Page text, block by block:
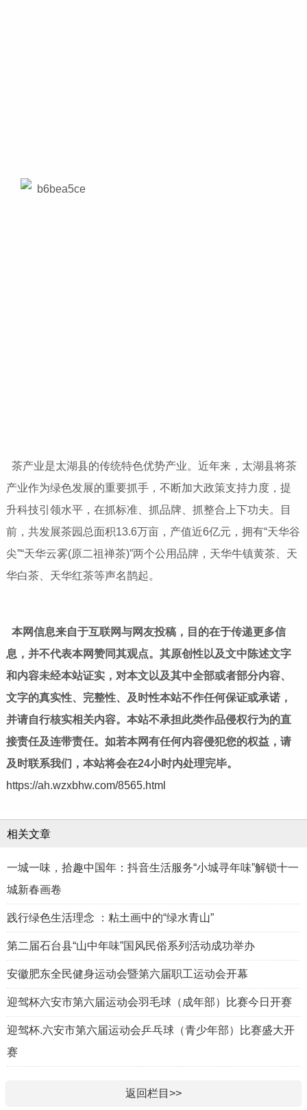
茶产业是太湖县的传统特色优势产业。近年来，太湖县将茶
产业作为绿色发展的重要抓手，不断加大政策支持力度，提
升科技引领水平，在抓标准、抓品牌、抓整合上下功夫。目
前，共发展茶园总面积13.6万亩，产值近6亿元，拥有“天华谷
尖”“天华云雾(原二祖禅茶)”两个公用品牌，天华牛镇黄茶、天
华白茶、天华红茶等声名鹊起。
本网信息来自于互联网与网友投稿，目的在于传递更多信
息，并不代表本网赞同其观点。其原创性以及文中陈述文字
和内容未经本站证实，对本文以及其中全部或者部分内容、
文字的真实性、完整性、及时性本站不作任何保证或承诺，
并请自行核实相关内容。本站不承担此类作品侵权行为的直
接责任及连带责任。如若本网有任何内容侵犯您的权益，请
及时联系我们，本站将会在24小时内处理完毕。
https://ah.wzxbhw.com/8565.html
相关文章
一城一味，拾趣中国年：抖音生活服务“小城寻年味”解锁十一
城新春画卷
践行绿色生活理念 ：粘土画中的“绿水青山”
第二届石台县“山中年味”国风民俗系列活动成功举办
安徽肥东全民健身运动会暨第六届职工运动会开幕
迎驾杯六安市第六届运动会羽毛球（成年部）比赛今日开赛
迎驾杯.六安市第六届运动会乒乓球（青少年部）比赛盛大开
赛
返回栏目>>